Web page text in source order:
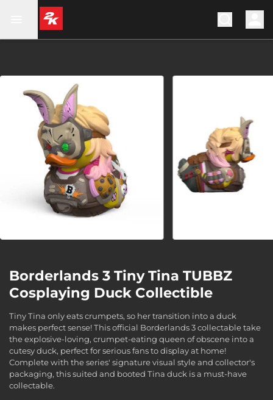
Borderlands 3 Tiny Tina TUBBZ
Cosplaying Duck Collectible
Tiny Tina only eats crumpets, so her transition into a duck
makes perfect sense! This official Borderlands 3 collectable take
the explosive-loving, crumpet-eating queen of obscene into a
cutesy duck, perfect for serious fans to display at home!
Complete with the series' signature visual style and collector's
packaging, this suited and booted Tina duck is a must-have
collectable.